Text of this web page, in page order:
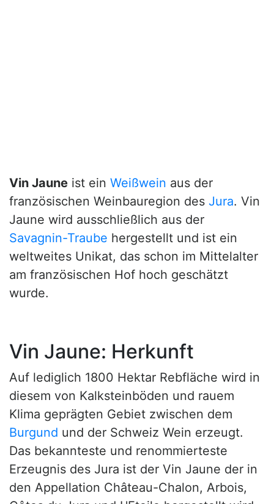
Vin Jaune ist ein Weißwein aus der
französischen Weinbauregion des Jura. Vin
Jaune wird ausschließlich aus der
Savagnin-Traube hergestellt und ist ein
weltweites Unikat, das schon im Mittelalter
am französischen Hof hoch geschätzt
wurde.
Vin Jaune: Herkunft
Auf lediglich 1800 Hektar Rebfläche wird in
diesem von Kalksteinböden und rauem
Klima geprägten Gebiet zwischen dem
Burgund und der Schweiz Wein erzeugt.
Das bekannteste und renommierteste
Erzeugnis des Jura ist der Vin Jaune der in
den Appellation Château-Chalon, Arbois,